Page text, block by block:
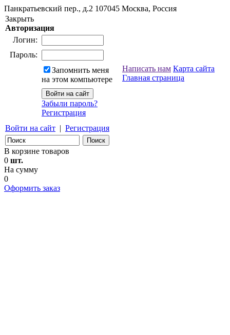
Панкратьевский пер., д.2 107045 Москва, Россия
Закрыть
Авторизация
Логин:
Пароль:
Запомнить меня
на этом компьютере
Забыли пароль?
Регистрация
Войти на сайт | Регистрация
Написать нам Карта сайта
Главная страница
В корзине товаров
0 шт.
На сумму
0
Оформить заказ